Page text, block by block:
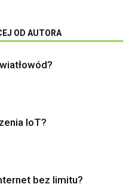
OD AUTORA
IoT?
bez limitu?